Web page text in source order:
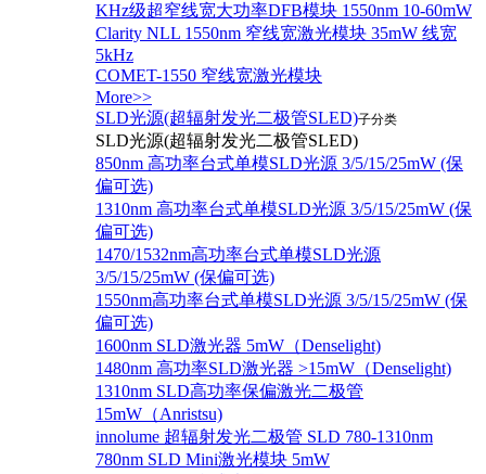
KHz级超窄线宽大功率DFB模块 1550nm 10-60mW
Clarity NLL 1550nm 窄线宽激光模块 35mW 线宽
5kHz
COMET-1550 窄线宽激光模块
More>>
SLD光源(超辐射发光二极管SLED)子分类
SLD光源(超辐射发光二极管SLED)
850nm 高功率台式单模SLD光源 3/5/15/25mW (保
偏可选)
1310nm 高功率台式单模SLD光源 3/5/15/25mW (保
偏可选)
1470/1532nm高功率台式单模SLD光源
3/5/15/25mW (保偏可选)
1550nm高功率台式单模SLD光源 3/5/15/25mW (保
偏可选)
1600nm SLD激光器 5mW（Denselight)
1480nm 高功率SLD激光器 >15mW（Denselight)
1310nm SLD高功率保偏激光二极管
15mW（Anristsu)
innolume 超辐射发光二极管 SLD 780-1310nm
780nm SLD Mini激光模块 5mW